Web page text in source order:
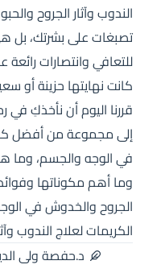
الندوب وآثار الجروح
تصبغات على بشرتك، بل
للتعافي وانتصارات
كانت نهايتها حزينة أو
قررنا اليوم أن نأخذكِ
إلى مجموعة من أفضل
في الوجه والجسم، وما
وما أهم مكوناتها
الجروح والخدوش في
الكريمات لعلاج الندوب
د.حفصة ولى